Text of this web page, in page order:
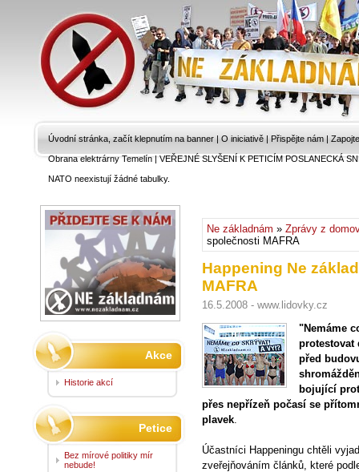
Úvodní stránka, začít klepnutím na banner | O iniciativě | Přispějte nám |
Obrana elektrárny Temelín|VEŘEJNÉ SLYŠENÍ K PETICÍM POSLANECKÁ
NATO neexistují žádné tabulky.
Ne základnám » Zprávy z
společnosti MAFRA
Happening Ne
MAFRA
16.5.2008 - www.lidovky.cz
"Nemáme
protestovat
před
bojující
přes nepřízeň počasí se
plavek.
Účastníci Happeningu chtěli
zveřejňováním článků, které
Akce
Historie akcí
Petice
Bez mírové politiky mír
nebude!